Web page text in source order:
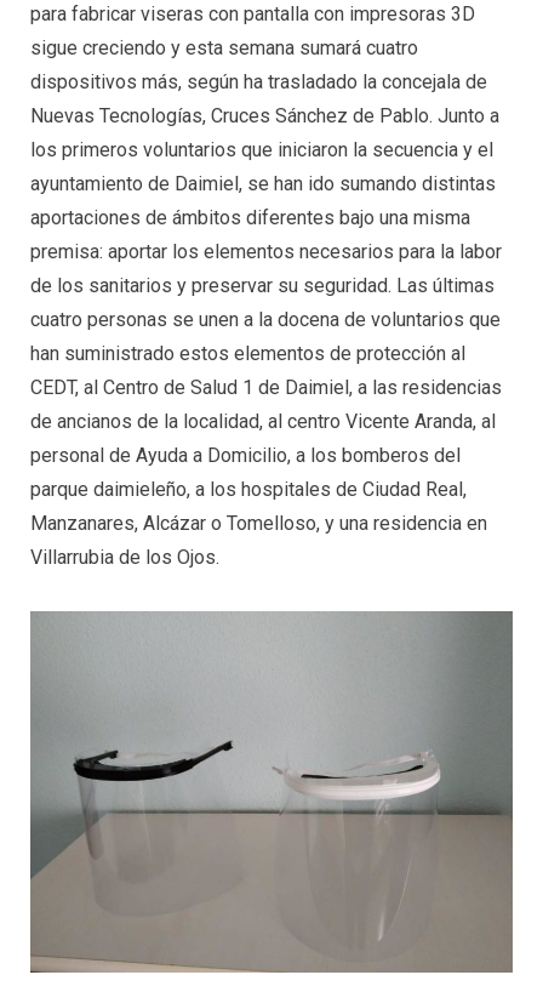
para fabricar viseras con pantalla con impresoras 3D
sigue creciendo y esta semana sumará cuatro
dispositivos más, según ha trasladado la concejala de
Nuevas Tecnologías, Cruces Sánchez de Pablo. Junto a
los primeros voluntarios que iniciaron la secuencia y el
ayuntamiento de Daimiel, se han ido sumando distintas
aportaciones de ámbitos diferentes bajo una misma
premisa: aportar los elementos necesarios para la labor
de los sanitarios y preservar su seguridad. Las últimas
cuatro personas se unen a la docena de voluntarios que
han suministrado estos elementos de protección al
CEDT, al Centro de Salud 1 de Daimiel, a las residencias
de ancianos de la localidad, al centro Vicente Aranda, al
personal de Ayuda a Domicilio, a los bomberos del
parque daimieleño, a los hospitales de Ciudad Real,
Manzanares, Alcázar o Tomelloso, y una residencia en
Villarrubia de los Ojos.